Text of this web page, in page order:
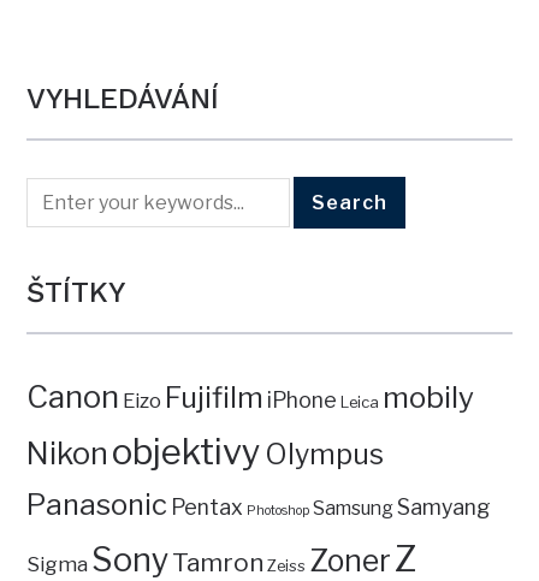
VYHLEDÁVÁNÍ
ŠTÍTKY
Canon Eizo Fujifilm iPhone Leica mobily
Nikon objektivy Olympus
Panasonic Pentax Photoshop SamsungSamyang
Sigma SonyTamron Zeiss ZonerZ